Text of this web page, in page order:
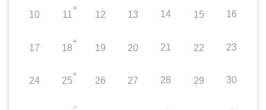
10 11
+
12 13 14 15 16
17 18
+
19 20 21 22 23
24 25
+
26 27 28 29 30
+